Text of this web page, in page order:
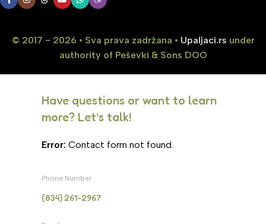
© 2017 - 2026 • Sva prava zadržana • Upaljaci.rs under
authority of Peševki & Sons DOO
Have questions or want to learn
more? Let’s talk!
Error: Contact form not found.
Phone Number
(834) 261-2967